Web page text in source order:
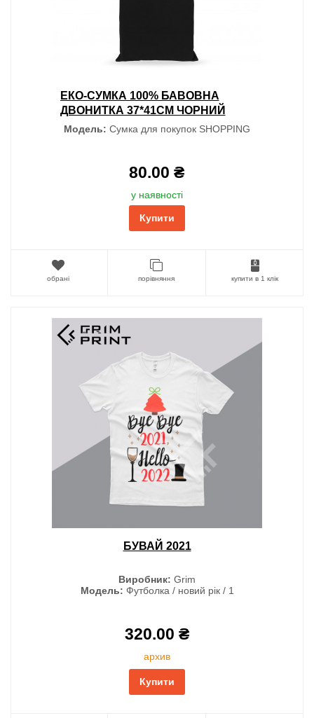
ЕКО-СУМКА 100% БАВОВНА
ДВОНИТКА 37*41СМ ЧОРНИЙ
Модель: Сумка для покупок SHOPPING
80.00 ₴
у наявності
Купити
обрані порівняння купити в 1 клік
БУВАЙ 2021
Виробник: Grim
Модель: Футболка / новий рік / 1
320.00 ₴
архив
Купити